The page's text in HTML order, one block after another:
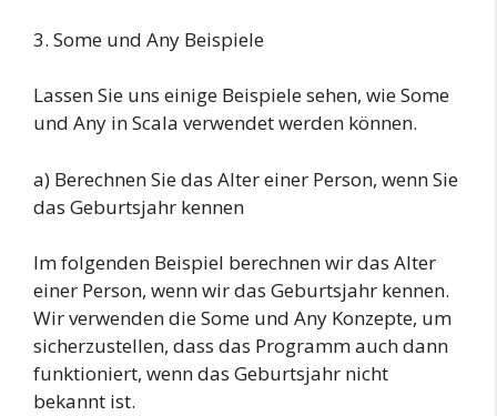
3. Some und Any Beispiele
Lassen Sie uns einige Beispiele sehen, wie Some
und Any in Scala verwendet werden können.
a) Berechnen Sie das Alter einer Person, wenn Sie
das Geburtsjahr kennen
Im folgenden Beispiel berechnen wir das Alter
einer Person, wenn wir das Geburtsjahr kennen.
Wir verwenden die Some und Any Konzepte, um
sicherzustellen, dass das Programm auch dann
funktioniert, wenn das Geburtsjahr nicht
bekannt ist.